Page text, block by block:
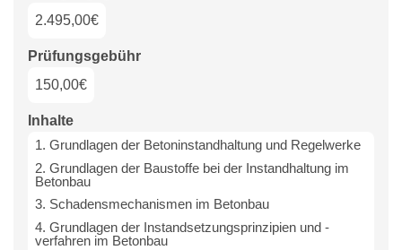
2.495,00€
Prüfungsgebühr
150,00€
Inhalte
1. Grundlagen der Betoninstandhaltung und Regelwerke
2. Grundlagen der Baustoffe bei der Instandhaltung im
Betonbau
3. Schadensmechanismen im Betonbau
4. Grundlagen der Instandsetzungsprinzipien und -
verfahren im Betonbau